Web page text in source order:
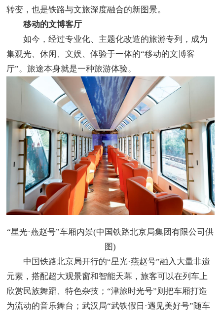
转变，也是铁路与文旅深度融合的新图景。
移动的文博客厅
如今，经过专业化、主题化改造的旅游专列，成为
集观光、休闲、文娱、体验于一体的“移动的文博客
厅”。旅途本身就是一种旅游体验。
“星光·燕赵号”车厢内景(中国铁路北京局集团有限公司供
图)
中国铁路北京局开行的“星光·燕赵号”融入大量非遗
元素，搭配超大观景窗和智能天幕，旅客可以在列车上
欣赏民族舞蹈、特色杂技；“津旅时光号”则把车厢打造
为流动的音乐舞台；武汉局“武铁假日·遇见美好号”随车